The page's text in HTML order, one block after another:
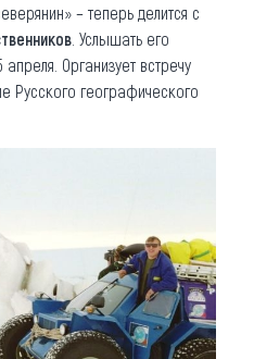
– теперь делится с
. Услышать его
Организует встречу
Русского географического